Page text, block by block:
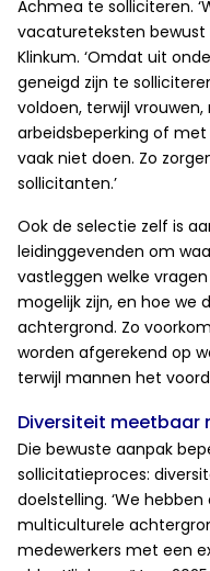
Achmea te solliciteren.
vacatureteksten
Klinkum. ‘Omdat uit
geneigd zijn te
voldoen, terwijl
arbeidsbeperking of
vaak niet doen. Zo
sollicitanten.’
Ook de selectie zelf is
leidinggevenden om
vastleggen welke
mogelijk zijn, en hoe we
achtergrond. Zo
worden afgerekend op
terwijl mannen het
Diversiteit meetbaar
Die bewuste aanpak
sollicitatieproces:
doelstelling. ‘We
multiculturele
medewerkers met een